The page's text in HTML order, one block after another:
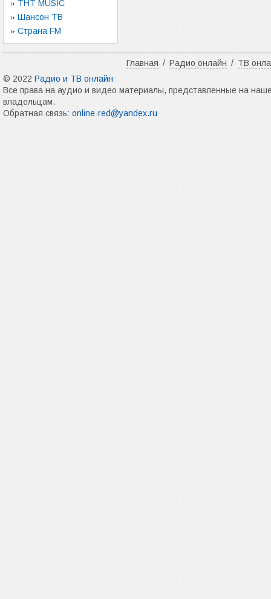
ТНТ MUSIC
Шансон ТВ
Страна FM
Главная / Радио онлайн / ТВ
© 2022 Радио и ТВ онлайн
Все права на аудио и видео материалы, представленные на
владельцам.
Обратная связь: online-red@yandex.ru